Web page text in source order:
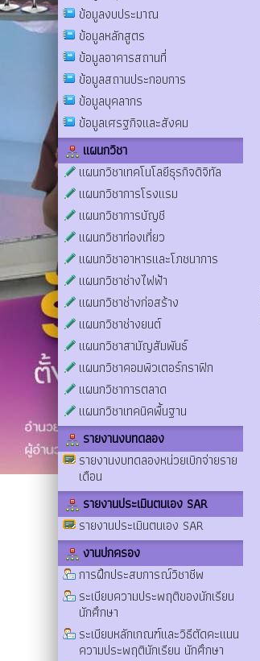
ข้อมูลงบประมาณ
ข้อมูลหลักสูตร
ข้อมูลอาคารสถานที่
ข้อมูลสถานประกอบการ
ข้อมูลบุคลากร
ข้อมูลเศรฐกิจและสังคม
แผนกวิชา
แผนกวิชาเทคโนโลยีธุรกิจดิจิทัล
แผนกวิชาการโรงแรม
แผนกวิชาการบัญชี
แผนกวิชาท่องเที่ยว
แผนกวิชาอาหารและโภชนาการ
แผนกวิชาช่างไฟฟ้า
แผนกวิชาช่างก่อสร้าง
แผนกวิชาช่างยนต์
แผนกวิชาสามัญสัมพันธ์
แผนกวิชาคอมพิวเตอร์กราฟิก
แผนกวิชาการตลาด
แผนกวิชาเทคนิคพื้นฐาน
รายงานงบทดลอง
รายงานงบทดลองหน่วยเบิกจ่ายราย
เดือน
รายงานประเมินตนเอง SAR
รายงานประเมินตนเอง SAR
งานปกครอง
การฝึกประสบการณ์วิชาชีพ
ระเบียบความประพฤติของนักเรียน
นักศึกษา
ระเบียบหลักเกณฑ์และวิธีตัดคะแนน
ความประพฤตินักเรียน นักศึกษา